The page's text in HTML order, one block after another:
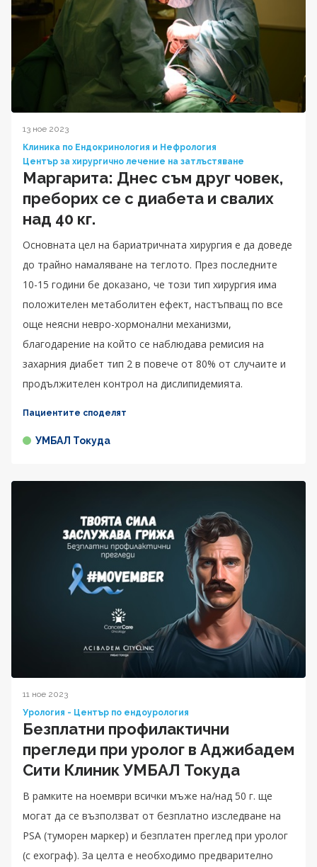
13 ное 2023
Клиника по Ендокринология и Нефрология
Център за хирургично лечение на затлъстяване
Маргарита: Днес съм друг човек,
преборих се с диабета и свалих
над 40 кг.
Основната цел на бариатричната хирургия е да доведе
до трайно намаляване на теглото. През последните
10-15 години бе доказано, че този тип хирургия има
положителен метаболитен ефект, настъпващ по все
още неясни невро-хормонални механизми,
благодарение на който се наблюдава ремисия на
захарния диабет тип 2 в повече от 80% от случаите и
продължителен контрол на дислипидемията.
Пациентите споделят
УМБАЛ Токуда
11 ное 2023
Урология - Център по ендоурология
Безплатни профилактични
прегледи при уролог в Аджибадем
Сити Клиник УМБАЛ Токуда
В рамките на ноември всички мъже на/над 50 г. ще
могат да се възползват от безплатно изследване на
PSA (туморен маркер) и безплатен преглед при уролог
(с ехограф). За целта е необходимо предварително